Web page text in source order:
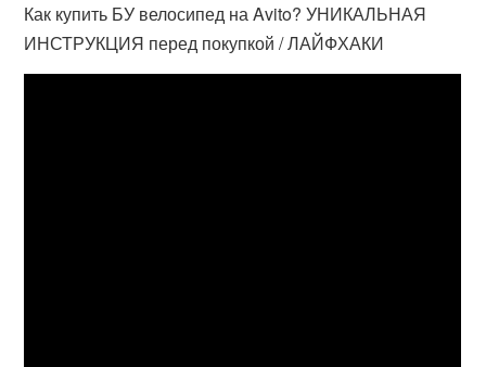
Как купить БУ велосипед на Avito? УНИКАЛЬНАЯ
ИНСТРУКЦИЯ перед покупкой / ЛАЙФХАКИ